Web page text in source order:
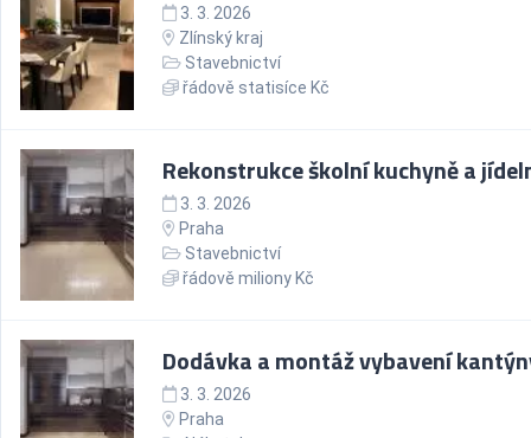
3. 3. 2026
Zlínský kraj
Stavebnictví
řádově statisíce Kč
Rekonstrukce školní kuchyně a
3. 3. 2026
Praha
Stavebnictví
řádově miliony Kč
Dodávka a montáž vybavení
3. 3. 2026
Praha